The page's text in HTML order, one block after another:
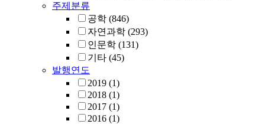
주제분류
공학 (846)
자연과학 (293)
인문학 (131)
기타 (45)
발행연도
2019 (1)
2018 (1)
2017 (1)
2016 (1)